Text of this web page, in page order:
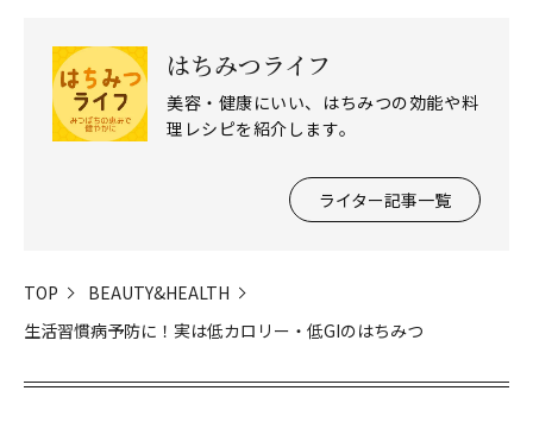
はちみつライフ
美容・健康にいい、はちみつの効能や料
理レシピを紹介します。
ライター記事一覧
TOP
BEAUTY&HEALTH
生活習慣病予防に！実は低カロリー・低GIのはちみつ